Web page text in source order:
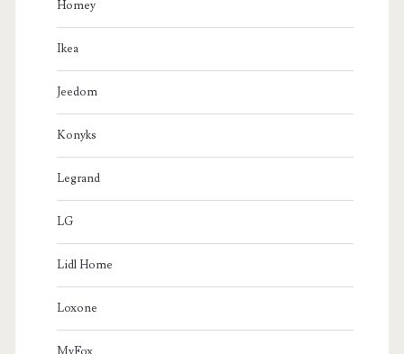
Homey
Ikea
Jeedom
Konyks
Legrand
LG
Lidl Home
Loxone